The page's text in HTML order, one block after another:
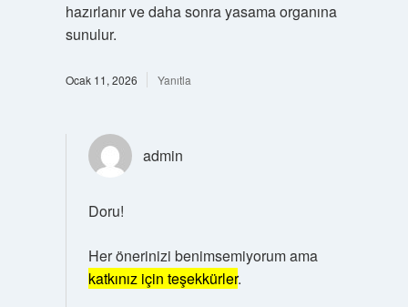
hazırlanır ve daha sonra yasama organına
sunulur.
Ocak 11, 2026 Yanıtla
admin
Doru!
Her önerinizi benimsemiyorum ama
katkınız için teşekkürler.